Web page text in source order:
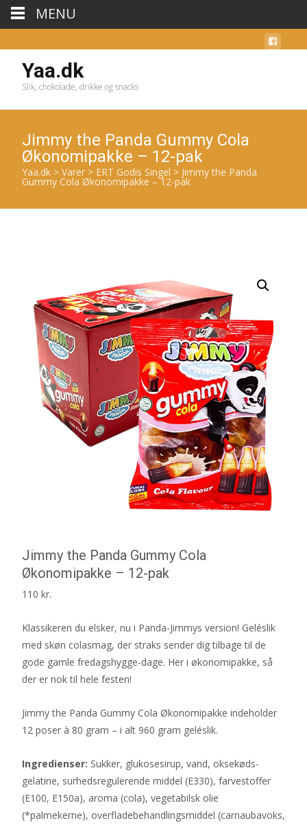
Yaa.dk
Slik, chokolade, drikke og snacks
Jimmy the Panda Gummy Cola
Økonomipakke – 12-pak
Yaa.dk > Varer > ERT Godis Singel > Jimmy the Panda
Gummy Cola Økonomipakke – 12-pak
Jimmy the Panda Gummy Cola
Økonomipakke – 12-pak
110 kr.
Klassikeren du elsker, nu i Panda-Jimmys version! Geléslik
med skøn colasmag, der straks sender dig tilbage til de
gode gamle fredagshygge-dage. Her i økonomipakke, så
der er nok til hele festen!
Jimmy the Panda Gummy Cola Økonomipakke indeholder
12 poser à 80 gram – i alt 960 gram geléslik.
Ingredienser: Sukker, glukosesirup, vand, oksekøds-
gelatine, surhedsregulerende middel (E330), farvestoffer
(E100, E150a), aroma (cola), vegetabilsk olie
(*palmekerne), overfladebehandlingsmiddel (carnaubavoks,
MENU